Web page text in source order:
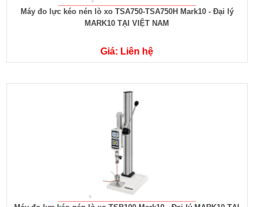
Máy đo lực kéo nén lò xo TSA750-TSA750H Mark10 - Đại lý
MARK10 TẠI VIỆT NAM
Giá: Liên hệ